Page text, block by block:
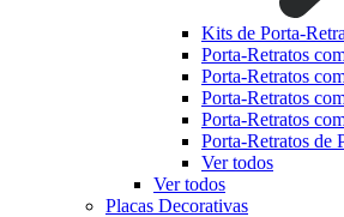
Kits de Porta-
Porta-Retratos
Porta-Retratos
Porta-Retratos
Porta-Retratos
Porta-Retratos de
Ver todos
Ver todos
Placas Decorativas